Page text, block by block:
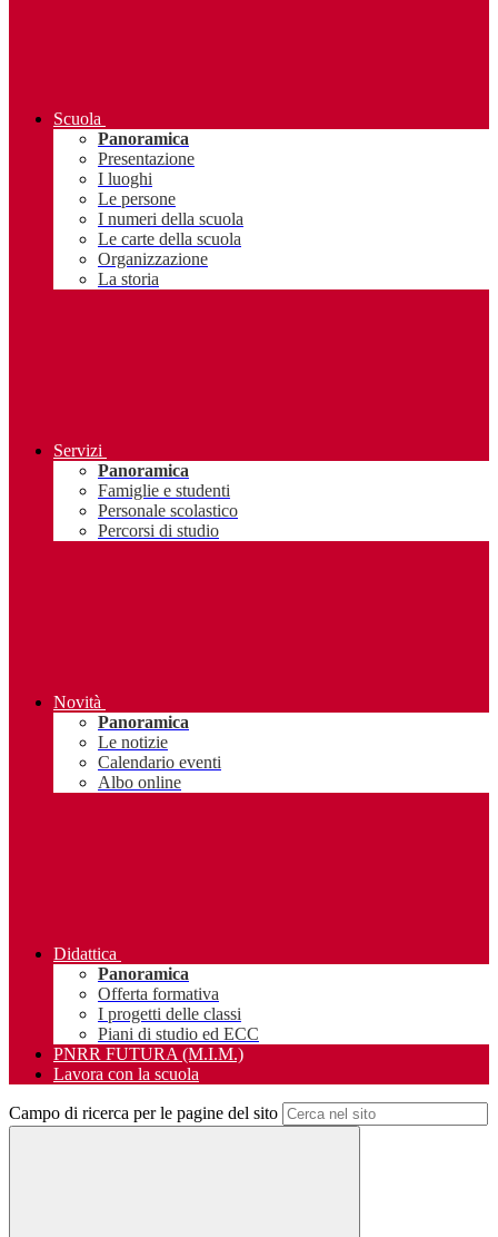
Scuola
Panoramica
Presentazione
I luoghi
Le persone
I numeri della scuola
Le carte della scuola
Organizzazione
La storia
Servizi
Panoramica
Famiglie e studenti
Personale scolastico
Percorsi di studio
Novità
Panoramica
Le notizie
Calendario eventi
Albo online
Didattica
Panoramica
Offerta formativa
I progetti delle classi
Piani di studio ed ECC
PNRR FUTURA (M.I.M.)
Lavora con la scuola
Campo di ricerca per le pagine del sito